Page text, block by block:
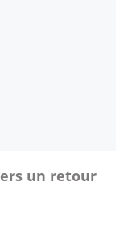
un retour